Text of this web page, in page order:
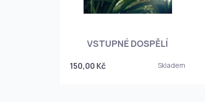
VSTUPNÉ DOSPĚLÍ
150,00 Kč Skladem